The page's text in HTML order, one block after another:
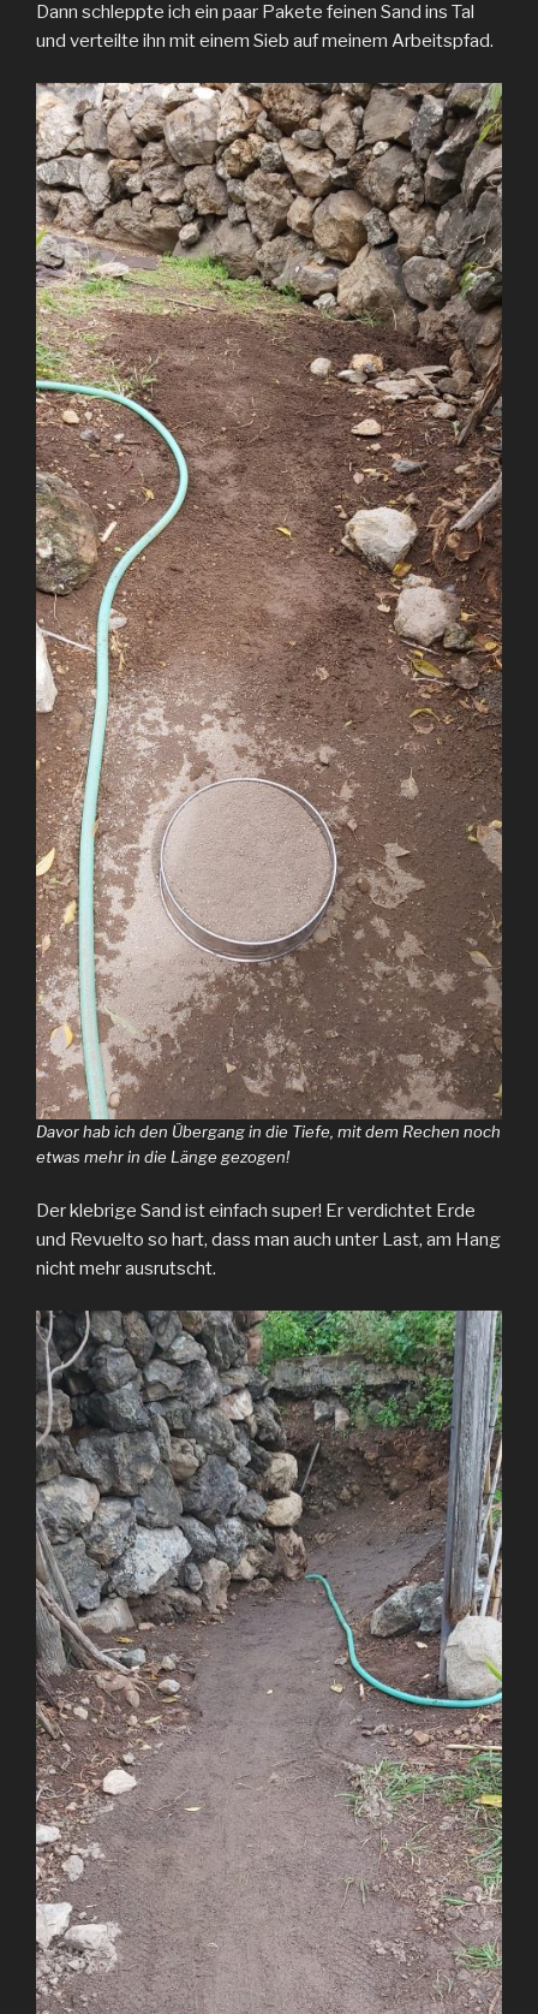
Dann schleppte ich ein paar Pakete feinen Sand ins Tal
und verteilte ihn mit einem Sieb auf meinem Arbeitspfad.
Davor hab ich den Übergang in die Tiefe, mit dem Rechen noch
etwas mehr in die Länge gezogen!
Der klebrige Sand ist einfach super! Er verdichtet Erde
und Revuelto so hart, dass man auch unter Last, am Hang
nicht mehr ausrutscht.